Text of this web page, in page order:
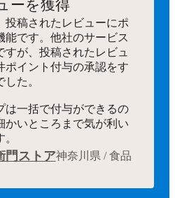
ーを獲得
投稿されたレビューにポ
能です。他社のサービス
すが、投稿されたレビュ
ポイント付与の承認をす
た。
は一括で付与ができるの
かいところまで気が利い
門ストア神奈川県 / 食品